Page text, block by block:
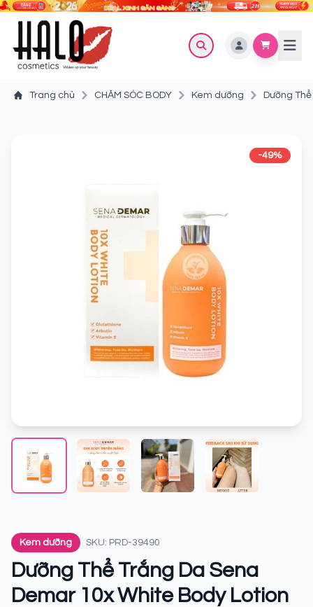
Trang chủ CHĂM SÓC BODY Kem dưỡng Dưỡng
-49%
Kem dưỡng SKU: PRD-39490
Dưỡng Thể Trắng Da Sena
Demar 10x White Body Lotion